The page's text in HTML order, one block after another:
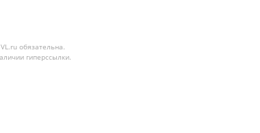
обязательна.
гиперссылки.